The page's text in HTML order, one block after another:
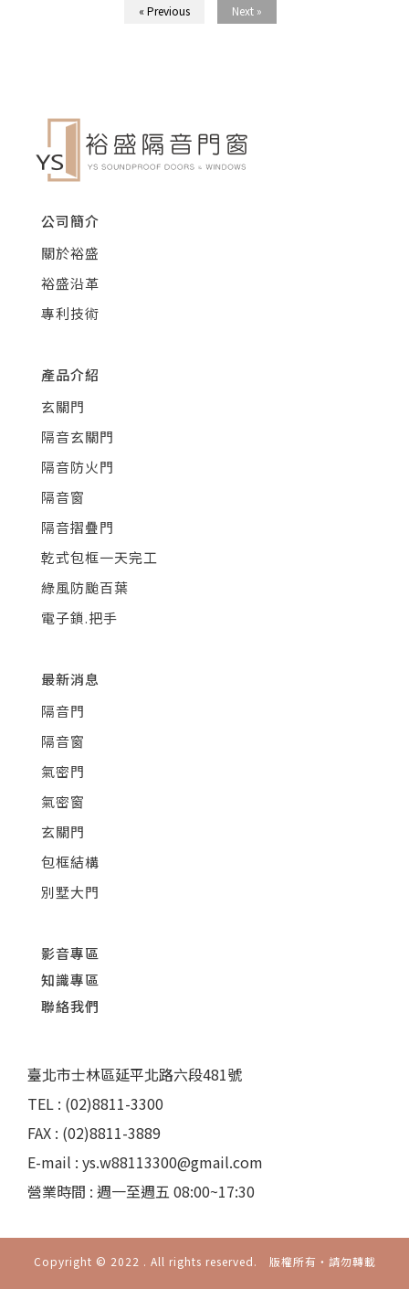
« Previous Next »
公司簡介
關於裕盛
裕盛沿革
專利技術
產品介紹
玄關門
隔音玄關門
隔音防火門
隔音窗
隔音摺疊門
乾式包框一天完工
綠風防颱百葉
電子鎖.把手
最新消息
隔音門
隔音窗
氣密門
氣密窗
玄關門
包框結構
別墅大門
影音專區
知識專區
聯絡我們
臺北市士林區延平北路六段481號
TEL : (02)8811-3300
FAX : (02)8811-3889
E-mail : ys.w88113300@gmail.com
營業時間 : 週一至週五 08:00~17:30
Copyright © 2022 . All rights reserved. 版權所有‧請勿轉載